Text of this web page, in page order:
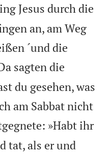
Jesus durch die
an, am Weg
´und die
sagten die
du gesehen, was
am Sabbat nicht
»Habt ihr
tat, als er und